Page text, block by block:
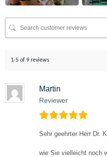
1-5 of 9 reviews
Martin
Reviewer
Sehr geehrter Herr Dr.
wie Sie vielleicht noch